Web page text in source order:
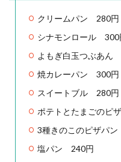
クリームパン 280円
シナモンロール 300
よもぎ白玉つぶあん
焼カレーパン 300円
スイートブル 280円
ポテトとたまごのピ
3種きのこのピザパ
塩パン 240円